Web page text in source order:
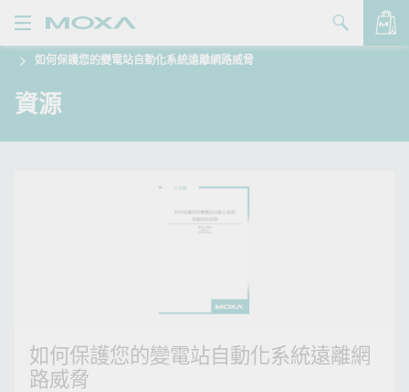
品
決方案
Moxa
如何保護您的變電站自動化系統遠離網路威脅
資源
如何保護您的變電站自動化系統遠離網
路威脅
查看詢價明細